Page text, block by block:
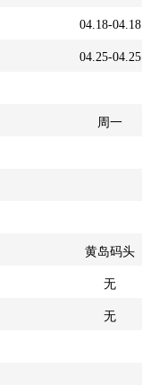
04.18-04.18
04.25-04.25
周一
黄岛码头
无
无